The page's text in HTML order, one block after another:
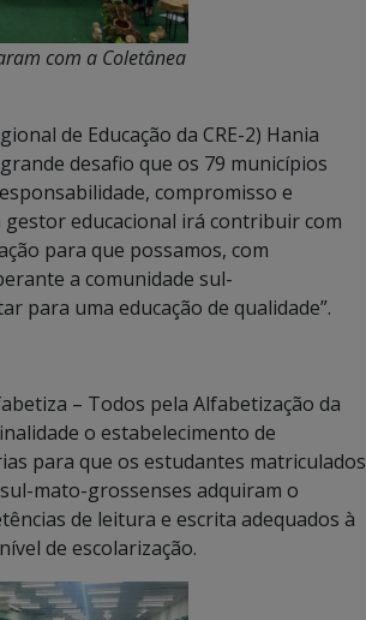
com a Coletânea
de Educação da CRE-2) Hania
desafio que os 79 municípios
compromisso e
gestor educacional irá contribuir com
para que possamos, com
a comunidade sul-
para uma educação de qualidade”.
– Todos pela Alfabetização da
o estabelecimento de
para que os estudantes matriculados
mato-grossenses adquiram o
de leitura e escrita adequados à
de escolarização.